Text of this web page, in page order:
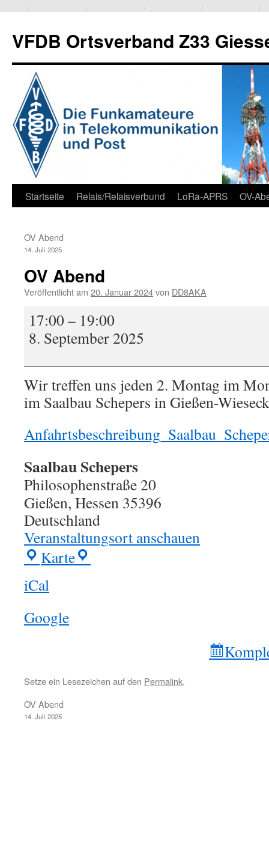
springen
VFDB Ortsverband Z33
Startseite Relais/Relaisverbund LoRa-APRS OV-
OV Abend
14. Juli 2025
OV Abend
Veröffentlicht am 20. Januar 2024von DD8AKA
OV
Abend
17:00 – 19:00
8. September 2025
Wir treffen uns jeden 2. Montag im
im Saalbau Schepers in Gießen-
Saalbau Schepers
Philosophenstraße 20
Gießen, Hessen 35396
Deutschland
Veranstaltungsort anschauen
Karte Saalbau
Schepers
iCal
Google
Setze ein Lesezeichen auf den Permalink.
OV Abend
14. Juli 2025